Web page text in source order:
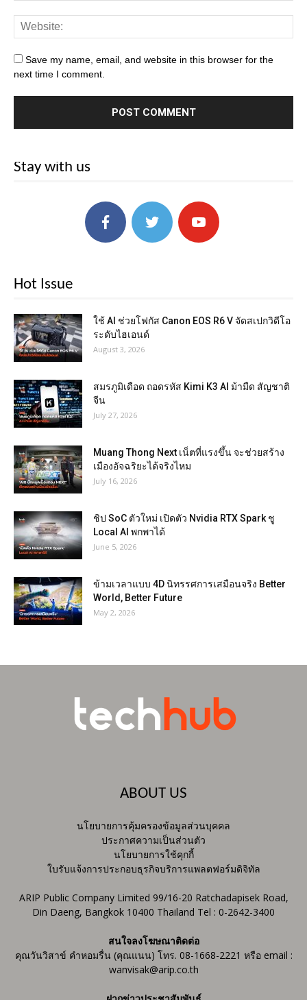
Save my name, email, and website in this browser for the
next time I comment.
Stay with us
Hot Issue
ใช้ AI ช่วยโฟกัส Canon EOS R6 V จัดสเปกวิดีโอ
ระดับไฮเอนด์
August 3, 2026
สมรภูมิเดือด ถอดรหัส Kimi K3 AI ม้ามืด สัญชาติ
จีน
July 27, 2026
Muang Thong Next เน็ตที่แรงขึ้น จะช่วยสร้าง
เมืองอัจฉริยะได้จริงไหม
July 16, 2026
ชิป SoC ตัวใหม่ เปิดตัว Nvidia RTX Spark ชู
Local AI พกพาได้
June 5, 2026
ข้ามเวลาแบบ 4D นิทรรศการเสมือนจริง Better
World, Better Future
May 2, 2026
ABOUT US
นโยบายการคุ้มครองข้อมูลส่วนบุคคล
ประกาศความเป็นส่วนตัว
นโยบายการใช้คุกกี้
ใบรับแจ้งการประกอบธุรกิจบริการแพลตฟอร์มดิจิทัล
ARIP Public Company Limited 99/16-20 Ratchadapisek Road,
Din Daeng, Bangkok 10400 Thailand Tel : 0-2642-3400
สนใจลงโฆษณาติดต่อ
คุณวันวิสาข์ คำหอมรื่น (คุณแนน) โทร. 08-1668-2221 หรือ email :
wanvisak@arip.co.th